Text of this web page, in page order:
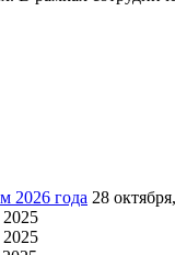
2026 года 28
2025
2025